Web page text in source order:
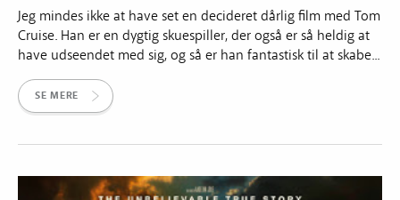
Jeg mindes ikke at have set en decideret dårlig film med Tom
Cruise. Han er en dygtig skuespiller, der også er så heldig at
have udseendet med sig, og så er han fantastisk til at skabe...
SE MERE